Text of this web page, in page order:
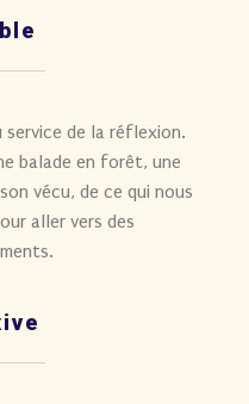
service de la réflexion.
balade en forêt, une
vécu, de ce qui nous
aller vers des